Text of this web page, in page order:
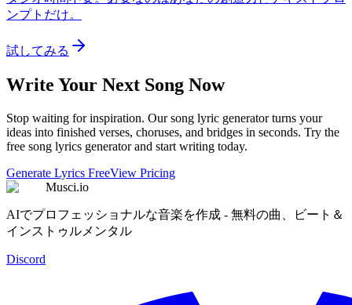
ンプトだけ。
試してみる
Write Your Next Song Now
Stop waiting for inspiration. Our song lyric generator turns your
ideas into finished verses, choruses, and bridges in seconds. Try the
free song lyrics generator and start writing today.
Generate Lyrics FreeView Pricing
Musci.io
AIでプロフェッショナルな音楽を作成 - 無料の曲、ビート＆
インストゥルメンタル
Discord